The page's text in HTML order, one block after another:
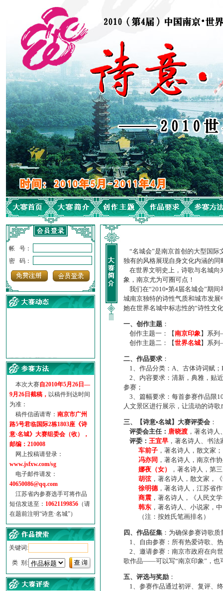
帐 号：
密 码：
·【诗意·名城】地铁展示作...
诗意名城·地铁时间
地铁完美呈现【诗意·名城...
参赛作品多达5000多首
“诗意·名城”晒诗会
特别通知--致广大诗词爱好...
本次大赛自2010年5月26日—
9月26日截稿， 以稿件到达时间
为准：
稿件信函请寄： 南京市广州
路5号君临国际2栋1803座《诗
意·名城》大赛组委会（收），
邮编：210008
网上投稿请登录：
www.jsfxw.com/sg
电子邮件请发：
40650086@qq.com
江苏省内参赛选手可将作品
短信发送至： 10621199856 （请
在题前注明“诗意·名城”）
关键词:
类 别:
“名城会”是南京首创的大型国际
独有的风格展现自身文化内涵的
在世界文明史上，诗歌与名城向
象，南京尤为可圈可点！
我们在“2010•第4届名城会”期
城南京独特的诗性气质和城市发
她在世界名城中标志性的“诗性文
一、创作主题 ：
创作主题一：【南京印象】系
创作主题二：【世界名城】系
二、作品要求 ：
1、作品分类：A、古体诗词赋；
2、内容要求：清新，典雅，贴
参赛；
3、篇幅要求：每首参赛作品限
人文景区进行展示，让流动的诗
三、【诗意•名城】大赛评委会 ：
评委会主任： 唐晓渡 ，著名诗
评委： 王宜早 ，著名诗人、书
车前子 ，著名诗人，散文家；
冯亦同 ，著名诗人，南京作
娜夜（女）
，著名诗人，第
胡弦，著名诗人，散文家，
徐明德，著名诗人，江苏省
商震 ，著名诗人，《人民文
韩东 ，著名诗人、小说家，
（注：按姓氏笔画排名）
四、作品征集 ：为确保参赛诗歌
1、自由参赛：所有热爱诗歌、
2、邀请参赛：南京市政府在向
歌作品——可以写“南京印象”，也
五、评选与奖励 ：
1、参赛作品通过初评、复评、